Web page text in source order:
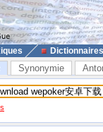
Dictionnaires
Synonymie